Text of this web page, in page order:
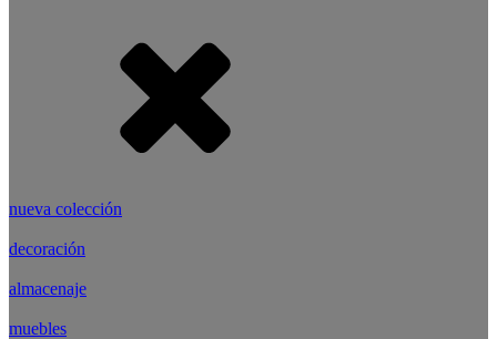
nueva colección
decoración
almacenaje
muebles